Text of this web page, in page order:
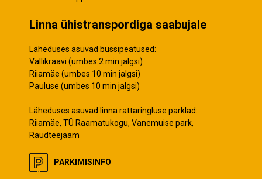
Linna ühistranspordiga saabujale
Läheduses asuvad bussipeatused:
Vallikraavi (umbes 2 min jalgsi)
Riiamäe (umbes 10 min jalgsi)
Pauluse (umbes 10 min jalgsi)
Läheduses asuvad linna rattaringluse parklad:
Riiamäe, TÜ Raamatukogu, Vanemuise park,
Raudteejaam
PARKIMISINFO